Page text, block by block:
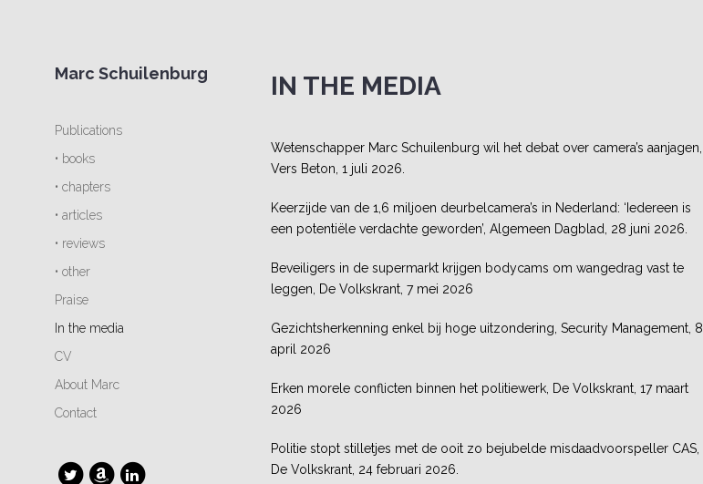
Marc Schuilenburg
Publications
• books
• chapters
• articles
• reviews
• other
Praise
In the media
CV
About Marc
Contact
IN THE MEDIA
Wetenschapper Marc Schuilenburg wil het debat over camera’s aanjagen,
Vers Beton, 1 juli 2026.
Keerzijde van de 1,6 miljoen deurbelcamera’s in Nederland: ‘Iedereen is
een potentiële verdachte geworden’, Algemeen Dagblad, 28 juni 2026.
Beveiligers in de supermarkt krijgen bodycams om wangedrag vast te
leggen, De Volkskrant, 7 mei 2026
Gezichtsherkenning enkel bij hoge uitzondering, Security Management, 8
april 2026
Erken morele conflicten binnen het politiewerk, De Volkskrant, 17 maart
2026
Politie stopt stilletjes met de ooit zo bejubelde misdaadvoorspeller CAS,
De Volkskrant, 24 februari 2026.